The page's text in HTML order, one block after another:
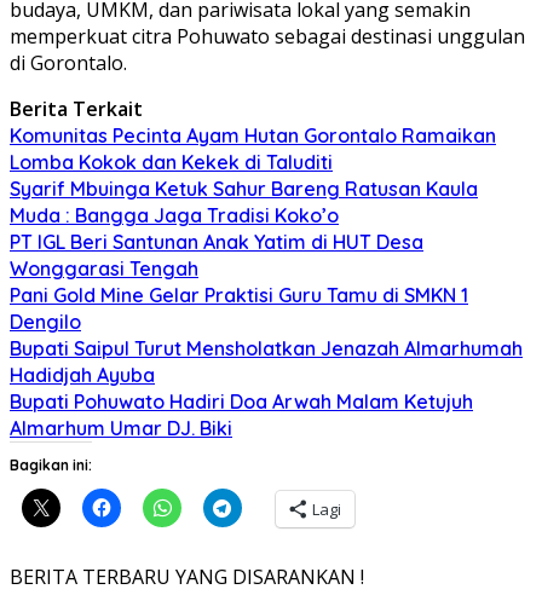
budaya, UMKM, dan pariwisata lokal yang semakin
memperkuat citra Pohuwato sebagai destinasi unggulan
di Gorontalo.
Berita Terkait
Komunitas Pecinta Ayam Hutan Gorontalo Ramaikan
Lomba Kokok dan Kekek di Taluditi
Syarif Mbuinga Ketuk Sahur Bareng Ratusan Kaula
Muda : Bangga Jaga Tradisi Koko’o
PT IGL Beri Santunan Anak Yatim di HUT Desa
Wonggarasi Tengah
Pani Gold Mine Gelar Praktisi Guru Tamu di SMKN 1
Dengilo
Bupati Saipul Turut Mensholatkan Jenazah Almarhumah
Hadidjah Ayuba
Bupati Pohuwato Hadiri Doa Arwah Malam Ketujuh
Almarhum Umar DJ. Biki
Bagikan ini:
Lagi
BERITA TERBARU YANG DISARANKAN !